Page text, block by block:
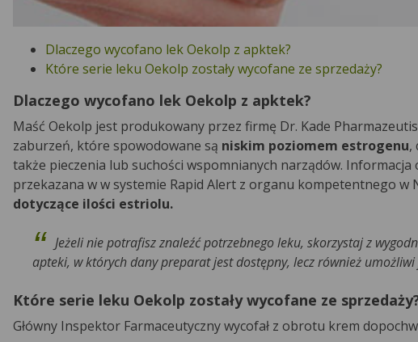
Dlaczego wycofano lek Oekolp z apktek?
Które serie leku Oekolp zostały wycofane ze sprzedaży?
Dlaczego wycofano lek Oekolp z apktek?
Maść Oekolp jest produkowany przez firmę Dr. Kade
zaburzeń, które spowodowane są niskim poziomem estrogenu,
także pieczenia lub suchości wspomnianych narządów.
przekazana w w systemie Rapid Alert z organu kompetentnego w
dotyczące ilości estriolu.
Jeżeli nie potrafisz znaleźć potrzebnego leku, skorzystaj z
apteki, w których dany preparat jest dostępny, lecz również umożliwi
Które serie leku Oekolp zostały wycofane ze
Główny Inspektor Farmaceutyczny wycofał z obrotu krem